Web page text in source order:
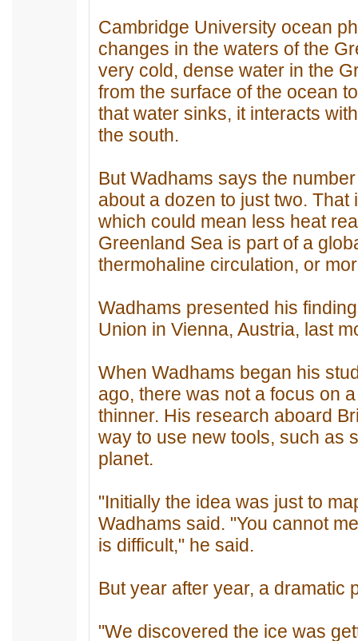
Cambridge University ocean
changes in the waters of the
very cold, dense water in the
from the surface of the ocean
that water sinks, it interacts
the south.
But Wadhams says the
about a dozen to just two.
which could mean less heat
Greenland Sea is part of a
thermohaline circulation, or
Wadhams presented his
Union in Vienna, Austria, last
When Wadhams began his
ago, there was not a focus on
thinner. His research aboard
way to use new tools, such as
planet.
"Initially the idea was just to
Wadhams said. "You cannot
is difficult," he said.
But year after year, a dramatic
"We discovered the ice was